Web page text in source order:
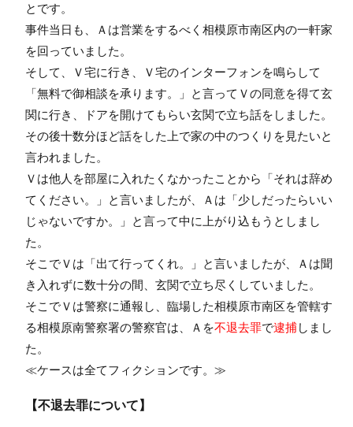
とです。
事件当日も、Ａは営業をするべく相模原市南区内の一軒家
を回っていました。
そして、Ｖ宅に行き、Ｖ宅のインターフォンを鳴らして
「無料で御相談を承ります。」と言ってＶの同意を得て玄
関に行き、ドアを開けてもらい玄関で立ち話をしました。
その後十数分ほど話をした上で家の中のつくりを見たいと
言われました。
Ｖは他人を部屋に入れたくなかったことから「それは辞め
てください。」と言いましたが、Ａは「少しだったらいい
じゃないですか。」と言って中に上がり込もうとしまし
た。
そこでＶは「出て行ってくれ。」と言いましたが、Ａは聞
き入れずに数十分の間、玄関で立ち尽くしていました。
そこでＶは警察に通報し、臨場した相模原市南区を管轄す
る相模原南警察署の警察官は、Ａを不退去罪で逮捕しまし
た。
≪ケースは全てフィクションです。≫
【不退去罪について】